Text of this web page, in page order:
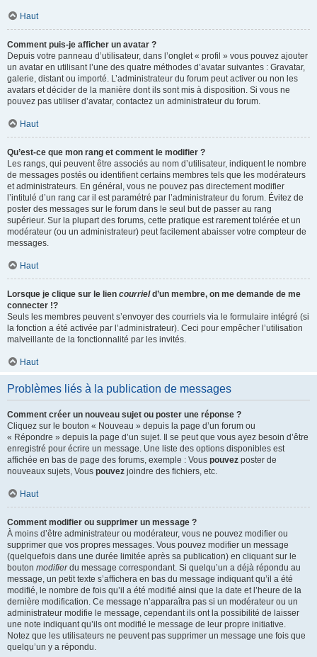
Haut
Comment puis-je afficher un avatar ?
Depuis votre panneau d’utilisateur, dans l’onglet « profil » vous pouvez ajouter
un avatar en utilisant l’une des quatre méthodes d’avatar suivantes : Gravatar,
galerie, distant ou importé. L’administrateur du forum peut activer ou non les
avatars et décider de la manière dont ils sont mis à disposition. Si vous ne
pouvez pas utiliser d’avatar, contactez un administrateur du forum.
Haut
Qu’est-ce que mon rang et comment le modifier ?
Les rangs, qui peuvent être associés au nom d’utilisateur, indiquent le nombre
de messages postés ou identifient certains membres tels que les modérateurs
et administrateurs. En général, vous ne pouvez pas directement modifier
l’intitulé d’un rang car il est paramétré par l’administrateur du forum. Évitez de
poster des messages sur le forum dans le seul but de passer au rang
supérieur. Sur la plupart des forums, cette pratique est rarement tolérée et un
modérateur (ou un administrateur) peut facilement abaisser votre compteur de
messages.
Haut
Lorsque je clique sur le lien courrield’un membre, on me demande de me
connecter !?
Seuls les membres peuvent s’envoyer des courriels via le formulaire intégré (si
la fonction a été activée par l’administrateur). Ceci pour empêcher l’utilisation
malveillante de la fonctionnalité par les invités.
Haut
Problèmes liés à la publication de messages
Comment créer un nouveau sujet ou poster une réponse ?
Cliquez sur le bouton « Nouveau » depuis la page d’un forum ou
« Répondre » depuis la page d’un sujet. Il se peut que vous ayez besoin d’être
enregistré pour écrire un message. Une liste des options disponibles est
affichée en bas de page des forums, exemple : Vous pouvez poster de
nouveaux sujets, Vous pouvez joindre des fichiers, etc.
Haut
Comment modifier ou supprimer un message ?
À moins d’être administrateur ou modérateur, vous ne pouvez modifier ou
supprimer que vos propres messages. Vous pouvez modifier un message
(quelquefois dans une durée limitée après sa publication) en cliquant sur le
bouton modifierdu message correspondant. Si quelqu’un a déjà répondu au
message, un petit texte s’affichera en bas du message indiquant qu’il a été
modifié, le nombre de fois qu’il a été modifié ainsi que la date et l’heure de la
dernière modification. Ce message n’apparaîtra pas si un modérateur ou un
administrateur modifie le message, cependant ils ont la possibilité de laisser
une note indiquant qu’ils ont modifié le message de leur propre initiative.
Notez que les utilisateurs ne peuvent pas supprimer un message une fois que
quelqu’un y a répondu.